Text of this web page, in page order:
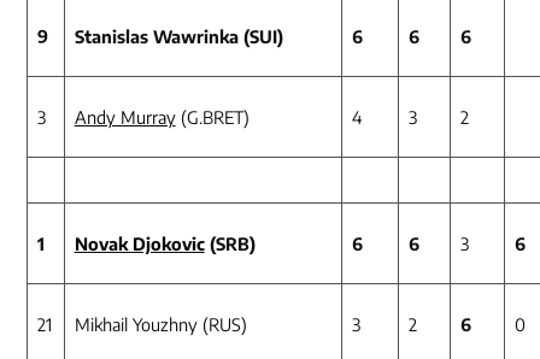
9 Stanislas Wawrinka (SUI) 6 6 6
3 Andy Murray(G.BRET) 4 3 2
1 Novak Djokovic(SRB) 6 6 3 6
21 Mikhail Youzhny (RUS) 3 2 6 0